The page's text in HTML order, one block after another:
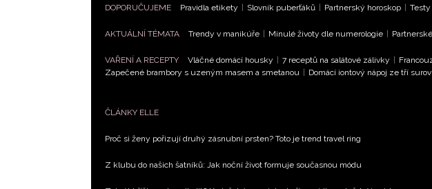
DOPORUČUJEME Pravidla etikety | Slovník puberťáků | Partnerský horoskop |
AKTUÁLNÍ TÉMATA Trendy v manikúře | Minulé životy dle numerologie |
VAŘENÍ A RECEPTY Vláčné domácí housky | 7 receptů na salátové zálivky |
Zapečené brambory s uzeným masem a smetanou | Domácí iontový nápoj ze tří
ČLÁNKY ELLE
Proč si ženy pořizují druhý zásnubní prsten? Toto je trend travel ring
Z klubu do našich šatníků: Jak noční život formuje současnou módu